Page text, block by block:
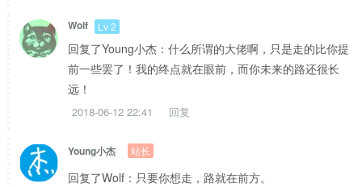
Wolf Lv 2
回复了Young小杰：什么所谓的大佬啊，只是走的比你提
前一些罢了！我的终点就在眼前，而你未来的路还很长
远！
2018-06-12 22:41 回复
Young小杰 站长
回复了Wolf：只要你想走，路就在前方。